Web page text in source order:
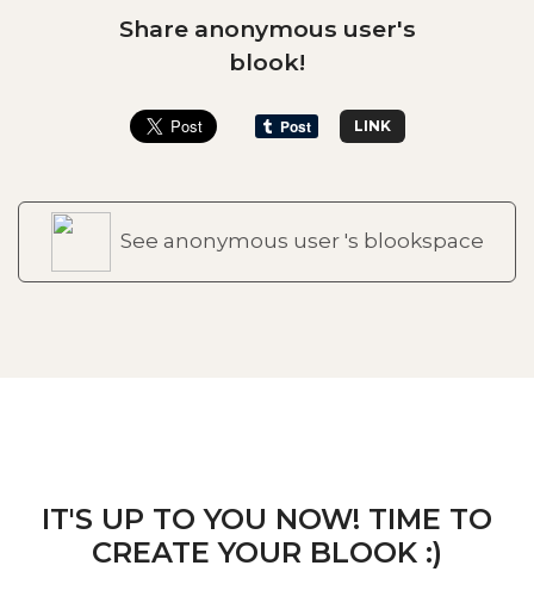
Share anonymous user's
blook!
LINK
See anonymous user 's blookspace
IT'S UP TO YOU NOW! TIME TO
CREATE YOUR BLOOK :)